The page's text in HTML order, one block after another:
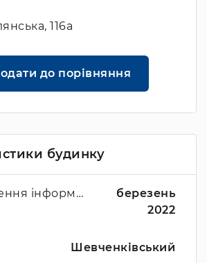
116а
до порівняння
будинку
Дата оновлення інформації
березень
2022
Шевченківський